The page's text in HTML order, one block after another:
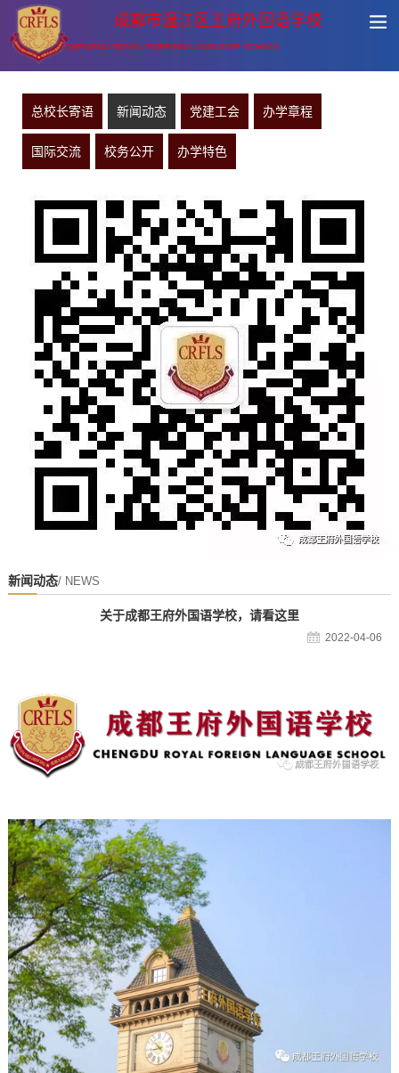
成都市温江区王府外国语学校
CHENGDU ROYAL FOREIGN LANGUAGE SCHOOL
总校长寄语 新闻动态 党建工会 办学章程
国际交流 校务公开 办学特色
新闻动态/ NEWS
关于成都王府外国语学校，请看这里
2022-04-06